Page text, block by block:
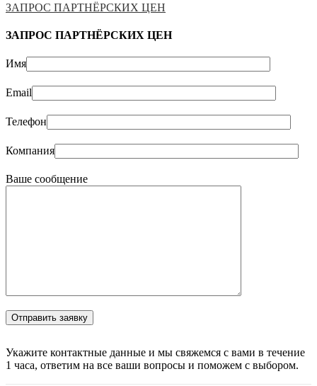
ЗАПРОС ПАРТНЁРСКИХ ЦЕН
ЗАПРОС ПАРТНЁРСКИХ ЦЕН
Имя
Email
Телефон
Компания
Ваше сообщение
Укажите контактные данные и мы свяжемся с вами в течение
1 часа, ответим на все ваши вопросы и поможем с выбором.